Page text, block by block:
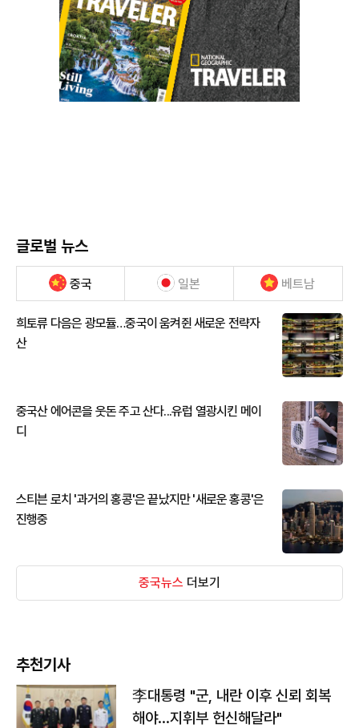
글로벌 뉴스
중국 일본 베트남
희토류 다음은 광모듈…중국이 움켜쥔 새로운 전략자
산
중국산 에어콘을 웃돈 주고 산다...유럽 열광시킨 메이
디
스티븐 로치 '과거의 홍콩'은 끝났지만 '새로운 홍콩'은
진행중
중국뉴스 더보기
추천기사
李대통령 "군, 내란 이후 신뢰 회복
해야…지휘부 헌신해달라"